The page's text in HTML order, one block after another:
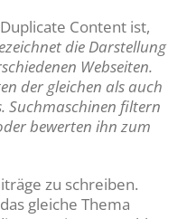
Content ist,
die Darstellung
Webseiten.
der gleichen als auch
Suchmaschinen filtern
bewerten ihn zum
zu schreiben.
gleiche Thema